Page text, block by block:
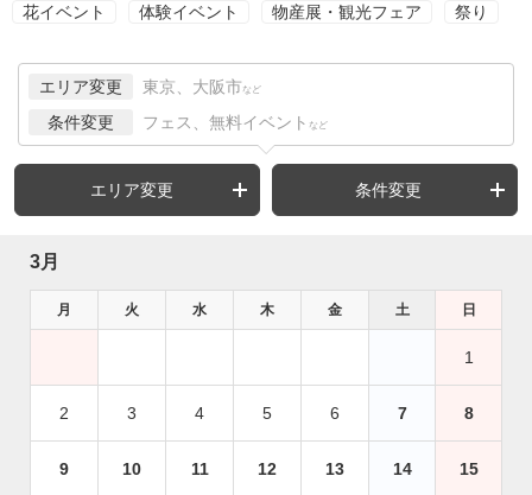
花イベント 体験イベント 物産展・観光フェア 祭り
エリア変更 東京、大阪市 など
条件変更 フェス、無料イベント など
エリア変更 条件変更
3月
月 火 水 木 金 土 日
1
2 3 4 5 6 7 8
9 10 11 12 13 14 15